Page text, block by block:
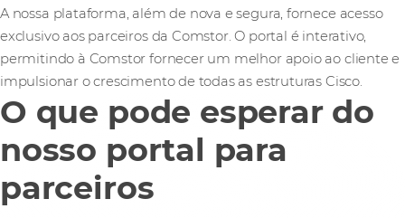
A nossa plataforma, além de nova e segura, fornece acesso
exclusivo aos parceiros da Comstor. O portal é interativo,
permitindo à Comstor fornecer um melhor apoio ao cliente e
impulsionar o crescimento de todas as estruturas Cisco.
O que pode esperar do
nosso portal para
parceiros